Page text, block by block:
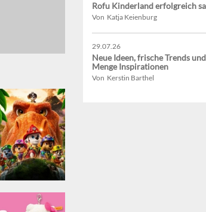
Rofu Kinderland erfolgreich
Von Katja Keienburg
29.07.26
Neue Ideen, frische Trends
Menge Inspirationen
Von Kerstin Barthel